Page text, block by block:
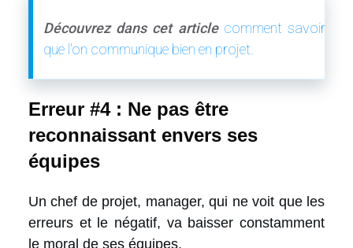
Découvrez dans cet article comment savoir
que l'on communique bien en projet
Erreur #4 : Ne pas être
reconnaissant envers ses
équipes
Un chef de projet, manager, qui ne voit que les
erreurs et le négatif, va baisser constamment
le moral de ses équipes.